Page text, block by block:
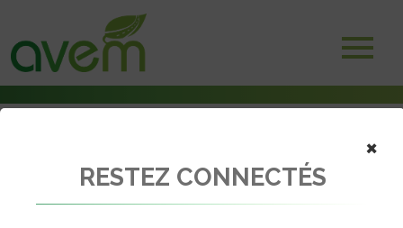
Rencontre nationale – Programme InTerLUD+
×
RESTEZ CONNECTÉS